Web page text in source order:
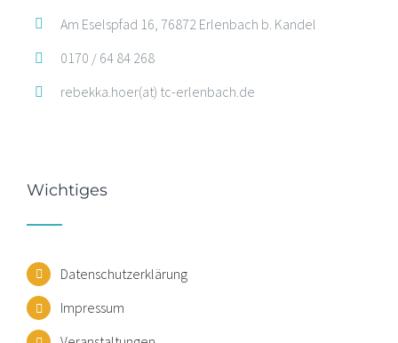
Am Eselspfad 16, 76872 Erlenbach b. Kandel
0170 / 64 84 268
rebekka.hoer(at) tc-erlenbach.de
Wichtiges
Datenschutzerklärung
Impressum